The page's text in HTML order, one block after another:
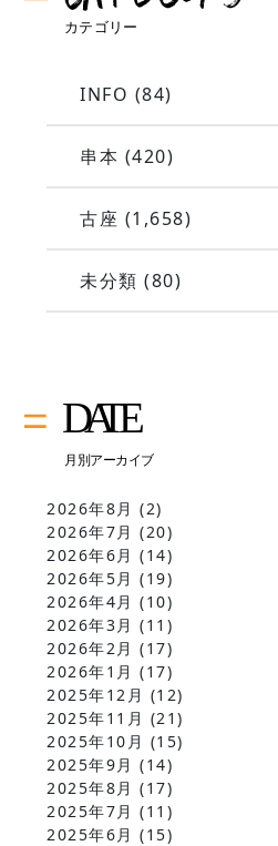
INFO (84)
串本 (420)
古座 (1,658)
未分類 (80)
2026年8月 (2)
2026年7月 (20)
2026年6月 (14)
2026年5月 (19)
2026年4月 (10)
2026年3月 (11)
2026年2月 (17)
2026年1月 (17)
2025年12月 (12)
2025年11月 (21)
2025年10月 (15)
2025年9月 (14)
2025年8月 (17)
2025年7月 (11)
2025年6月 (15)